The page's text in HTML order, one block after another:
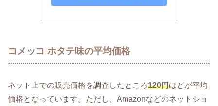
コメッコ ホタテ味の平均価格
ネット上での販売価格を調査したところ120円ほどが平均
価格となっています。ただし、Amazonなどのネットショ